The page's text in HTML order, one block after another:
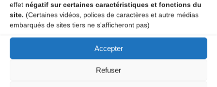
effet négatif sur certaines caractéristiques et fonctions du
site. (Certaines vidéos, polices de caractères et autre médias
embarqués de sites tiers ne s'afficheront pas)
Accepter
Refuser
A DECOUVRIR :